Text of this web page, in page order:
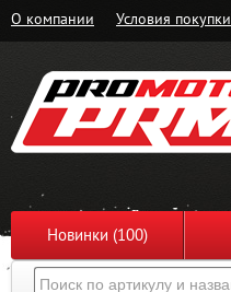
О компании Условия покупки
Новинки (100)